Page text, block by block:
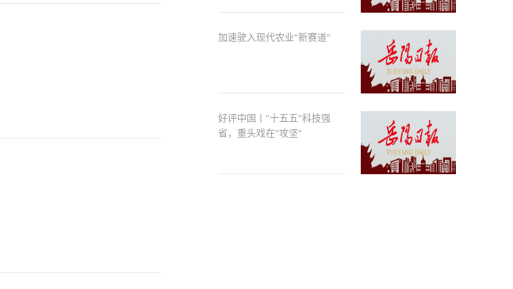
加速驶入现代农业“新赛道”
好评中国丨“十五五”科技强
省，重头戏在“攻坚”